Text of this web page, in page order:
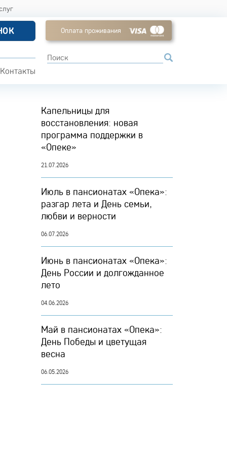
Контакты
Оплата проживания
Капельницы для
восстановления: новая
программа поддержки в
«Опеке»
21.07.2026
Июль в пансионатах «Опека»:
разгар лета и День семьи,
любви и верности
06.07.2026
Июнь в пансионатах «Опека»:
День России и долгожданное
лето
04.06.2026
Май в пансионатах «Опека»:
День Победы и цветущая
весна
06.05.2026